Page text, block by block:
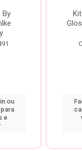
By
ou
e